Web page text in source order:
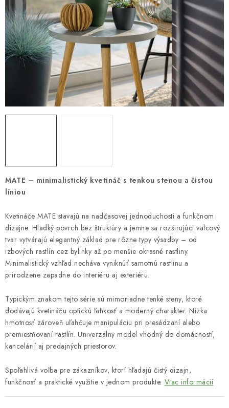
CHÉMIA
KVETINÁČE
DEKORÁCIE
PRIESADY ZELENINY
MATE – minimalistický kvetináč s tenkou stenou a čistou
líniou
Kvetináče MATE stavajú na nadčasovej jednoduchosti a funkčnom
dizajne. Hladký povrch bez štruktúry a jemne sa rozširujúci valcový
tvar vytvárajú elegantný základ pre rôzne typy výsadby – od
izbových rastlín cez bylinky až po menšie okrasné rastliny.
Minimalistický vzhľad necháva vyniknúť samotnú rastlinu a
prirodzene zapadne do interiéru aj exteriéru.
Typickým znakom tejto série sú mimoriadne tenké steny, ktoré
dodávajú kvetináču optickú ľahkosť a moderný charakter. Nízka
hmotnosť zároveň uľahčuje manipuláciu pri presádzaní alebo
premiestňovaní rastlín. Univerzálny model vhodný do domácností,
kancelárií aj predajných priestorov.
Spoľahlivá voľba pre zákazníkov, ktorí hľadajú čistý dizajn,
funkčnosť a praktické využitie v jednom produkte. Viac informácií